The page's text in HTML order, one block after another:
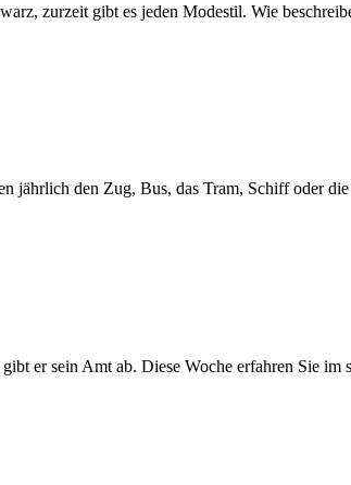
zurzeit gibt es jeden Modestil. Wie
den Zug, Bus, das Tram, Schiff oder
er sein Amt ab. Diese Woche erfahren Sie